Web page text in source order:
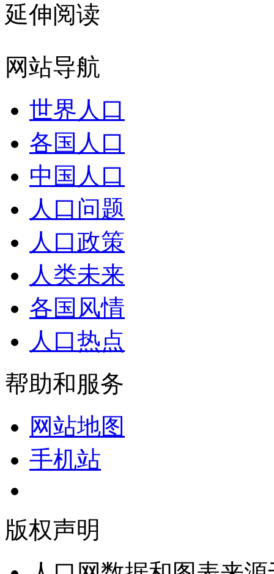
延伸阅读
网站导航
世界人口
各国人口
中国人口
人口问题
人口政策
人类未来
各国风情
人口热点
帮助和服务
网站地图
手机站
版权声明